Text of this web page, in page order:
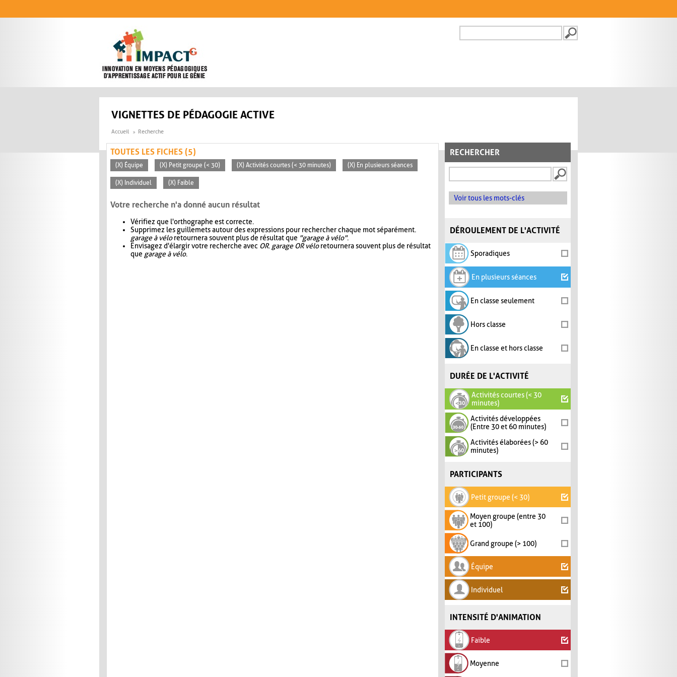
FORMULAIRE DE
VIGNETTES DE PÉDAGOGIE ACTIVE
Accueil Recherche
RECHERCHER
Voir tous les mots-clés
DÉROULEMENT DE L'ACTIVITÉ
Sporadiques
En plusieurs séances
En classe seulement
Hors classe
En classe et hors classe
DURÉE DE L'ACTIVITÉ
Activités courtes (< 30
minutes)
Activités développées
(Entre 30 et 60 minutes)
Activités élaborées (> 60
minutes)
PARTICIPANTS
Petit groupe (< 30)
Moyen groupe (entre 30
et 100)
Grand groupe (> 100)
Équipe
Individuel
INTENSITÉ D'ANIMATION
Faible
Moyenne
TOUTES LES FICHES (5)
(X) Équipe (X) Petit groupe (< 30) (X) Activités courtes (< 30 minutes) (X) En plusieurs séances
(X) Individuel (X) Faible
Votre recherche n'a donné aucun résultat
Vérifiez que l'orthographe est correcte.
Supprimez les guillemets autour des expressions pour rechercher chaque mot séparément.
garage à véloretournera souvent plus de résultat que "garage à vélo".
Envisagez d'élargir votre recherche avec OR. garage OR véloretournera souvent plus de résultat
que garage à vélo.